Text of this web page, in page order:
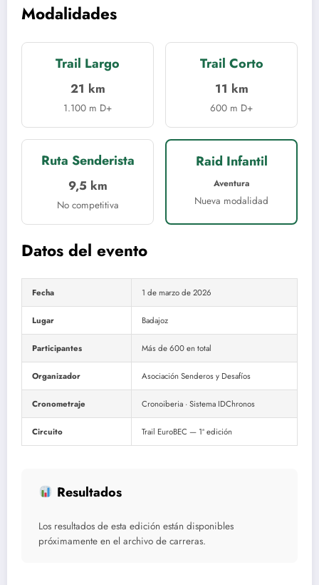
Modalidades
Trail Largo
21 km
1.100 m D+
Trail Corto
11 km
600 m D+
Ruta Senderista
9,5 km
No competitiva
Raid Infantil
Aventura
Nueva modalidad
Datos del evento
Fecha 1 de marzo de 2026
Lugar Badajoz
Participantes Más de 600 en total
Organizador Asociación Senderos y Desafíos
Cronometraje Cronoiberia · Sistema IDChronos
Circuito Trail EuroBEC — 1ª edición
Resultados
Los resultados de esta edición están disponibles
próximamente en el archivo de carreras.